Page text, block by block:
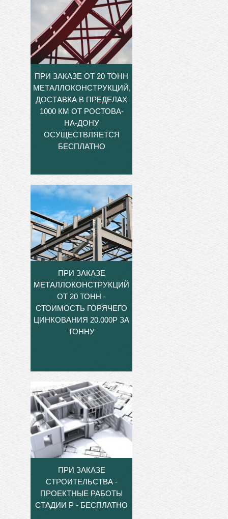
ПРИ ЗАКАЗЕ ОТ 20 ТОНН
МЕТАЛЛОКОНСТРУКЦИЙ,
ДОСТАВКА В ПРЕДЕЛАХ
1000 КМ ОТ РОСТОВА-
НА-ДОНУ
ОСУЩЕСТВЛЯЕТСЯ
БЕСПЛАТНО
ПРИ ЗАКАЗЕ
МЕТАЛЛОКОНСТРУКЦИЙ
ОТ 20 ТОНН -
СТОИМОСТЬ ГОРЯЧЕГО
ЦИНКОВАНИЯ 20.000Р ЗА
ТОННУ
ПРИ ЗАКАЗЕ
СТРОИТЕЛЬСТВА -
ПРОЕКТНЫЕ РАБОТЫ
СТАДИИ Р - БЕСПЛАТНО